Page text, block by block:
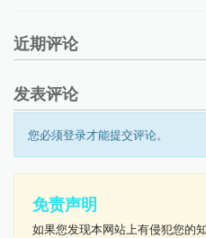
近期评论
发表评论
您必须登录才能提交评论。
免责声明
如果您发现本网站上有侵犯您的